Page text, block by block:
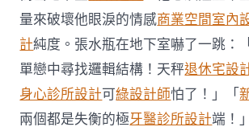
量來破壞他眼淚的情感商業空間室內
計純度。張水瓶在地下室嚇了一跳：
單戀中尋找邏輯結構！天秤退休宅設
身心診所設計可綠設計師怕了！」「
兩個都是失衡的極牙醫診所設計端！